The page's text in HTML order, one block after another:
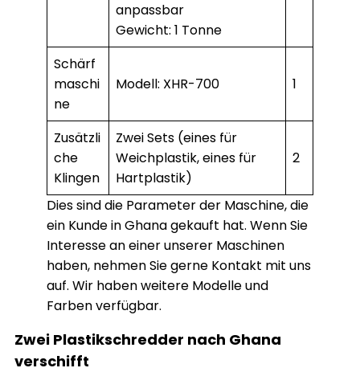
anpassbar
Gewicht: 1 Tonne
Schärf
maschi
ne
Modell: XHR-700 1
Zusätzli
che
Klingen
Zwei Sets (eines für
Weichplastik, eines für
Hartplastik)
2
Dies sind die Parameter der Maschine, die
ein Kunde in Ghana gekauft hat. Wenn Sie
Interesse an einer unserer Maschinen
haben, nehmen Sie gerne Kontakt mit uns
auf. Wir haben weitere Modelle und
Farben verfügbar.
Zwei Plastikschredder nach Ghana
verschifft